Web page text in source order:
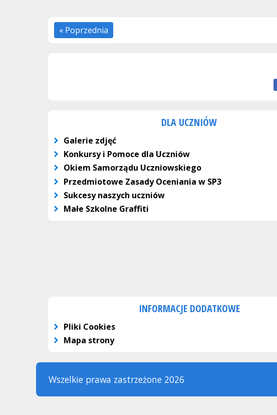
« Poprzednia
DLA UCZNIÓW
Galerie zdjęć
Konkursy i Pomoce dla Uczniów
Okiem Samorządu Uczniowskiego
Przedmiotowe Zasady Oceniania w SP3
Sukcesy naszych uczniów
Małe Szkolne Graffiti
INFORMACJE DODATKOWE
Pliki Cookies
Mapa strony
Wszelkie prawa zastrzeżone 2026